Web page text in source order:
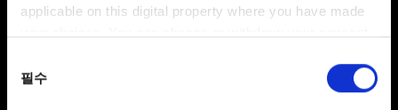
applicable on this digital property where you have made
the Privacy trigger icon.
선택
필수
문제인 경우, 스크린샷을 첨부할 수 있습니다.
첨부 파일의 크기는 최대 12MB입니다.
찾아보기